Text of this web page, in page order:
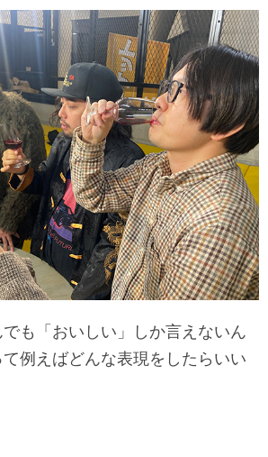
も「おいしい」しか言えないん
例えばどんな表現をしたらいい